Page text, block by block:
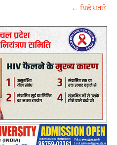
← ਪਿਛੇ ਪਰਤੋ